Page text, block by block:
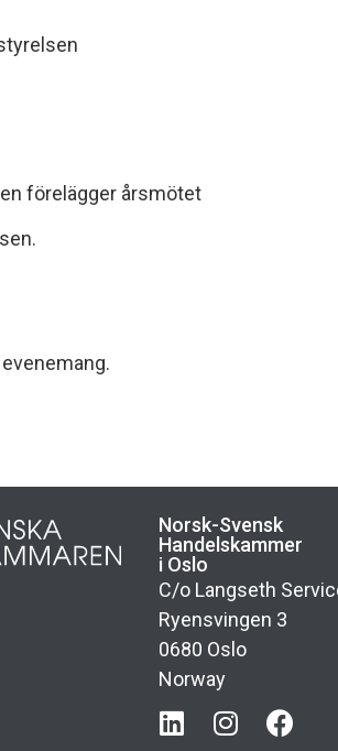
förelägger årsmötet
Norsk-Svensk
Handelskammer
i Oslo
C/o Langseth
Ryensvingen 3
0680 Oslo
Norway